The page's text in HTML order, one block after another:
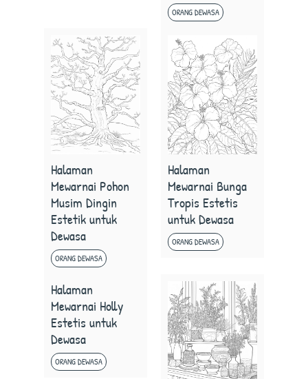
ORANG DEWASA
Halaman
Mewarnai Pohon
Musim Dingin
Estetik untuk
Dewasa
ORANG DEWASA
Halaman
Mewarnai Bunga
Tropis Estetis
untuk Dewasa
ORANG DEWASA
Halaman
Mewarnai Holly
Estetis untuk
Dewasa
ORANG DEWASA